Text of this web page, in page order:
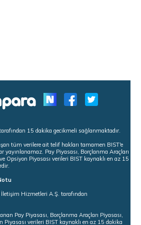
15 dakika gecikmeli sağlanmaktadır.
tüm verilere ait telif hakları tamamen BIST'e
yayınlanamaz. Pay Piyasası, Borçlanma Araçları
Opsiyon Piyasası verileri BIST kaynaklı en az 15
Hizmetleri A.Ş. tarafından
Pay Piyasası, Borçlanma Araçları Piyasası,
Piyasası verileri BIST kaynaklı en az 15 dakika